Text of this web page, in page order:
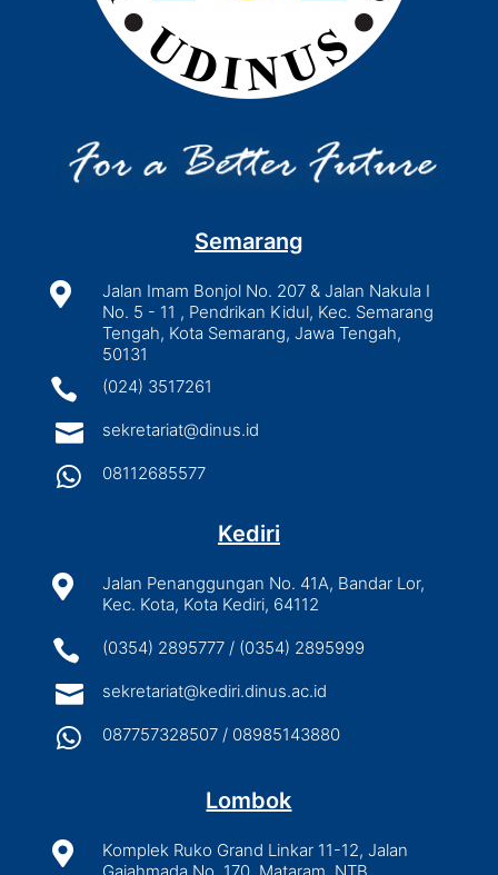
Semarang

Jalan Imam Bonjol No. 207 & Jalan Nakula I
No. 5 - 11 , Pendrikan Kidul, Kec. Semarang
Tengah, Kota Semarang, Jawa Tengah,
50131
 (024) 3517261
 sekretariat@dinus.id
 08112685577
Kediri

Jalan Penanggungan No. 41A, Bandar Lor,
Kec. Kota, Kota Kediri, 64112
 (0354) 2895777 / (0354) 2895999
 sekretariat@kediri.dinus.ac.id
 087757328507 / 08985143880
Lombok

Komplek Ruko Grand Linkar 11-12, Jalan